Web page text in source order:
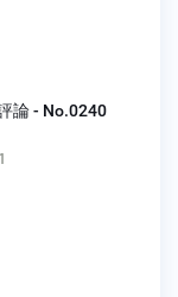
論 - No.0240